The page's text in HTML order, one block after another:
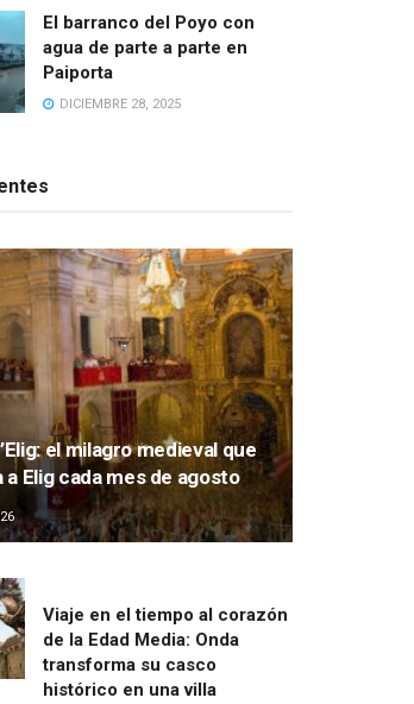
El barranco del Poyo con
agua de parte a parte en
Paiporta
DICIEMBRE 28, 2025
el milagro medieval que
Elig cada mes de agosto
Viaje en el tiempo al corazón
de la Edad Media: Onda
transforma su casco
histórico en una villa